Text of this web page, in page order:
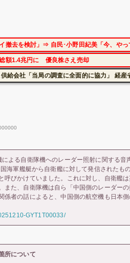
撤去を検討」⇒ 自民･小野田紀美「今、やっ
額1.4兆円に 優良株さえ売却
会社「当局の調査に全面的に協力」 経産
よる自衛隊機へのレーダー照射に関する
海軍艦艇から自衛艦に対して発信されたも
呼びかけていました。これに対し、自衛艦
また、自衛隊機は自ら「中国側のレーダー
係者の話によると、中国側の航空機も日本
GYT1T00033/
所について